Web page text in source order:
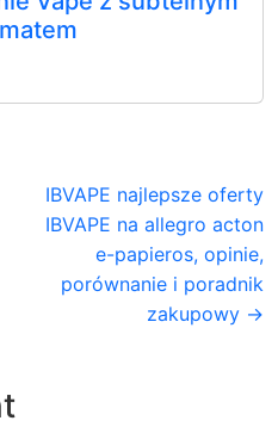
IBVAPE najlepsze oferty
IBVAPE na allegro acton
e-papieros, opinie,
porównanie i poradnik
zakupowy →